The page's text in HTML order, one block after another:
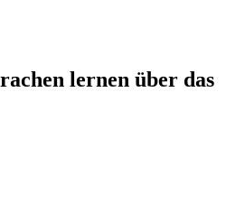
lernen über das